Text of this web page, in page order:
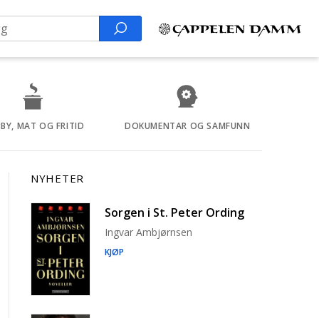
Search
MAT OG FRITID DOKUMENTAR OG SAMFUNN
NYHETER
Sorgen i St. Peter Ording
Ingvar Ambjørnsen
KJØP